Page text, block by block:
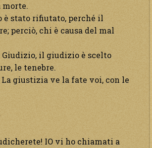
morte.
è stato rifiutato, perché il
perciò, chi è causa del mal
Giudizio, il giudizio è scelto
le tenebre.
La giustizia ve la fate voi, con le
IO vi ho chiamati a